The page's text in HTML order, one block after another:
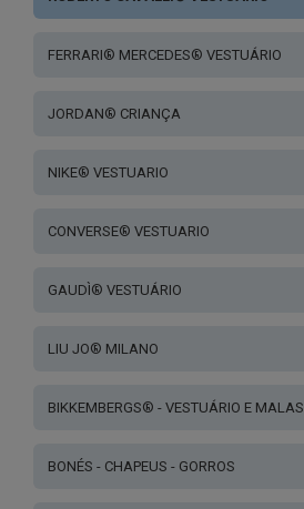
FERRARI® MERCEDES® VESTUÁRIO
JORDAN® CRIANÇA
NIKE® VESTUARIO
CONVERSE® VESTUARIO
GAUDÌ® VESTUÁRIO
LIU JO® MILANO
BIKKEMBERGS® - VESTUÁRIO E MALAS
BONÉS - CHAPEUS - GORROS